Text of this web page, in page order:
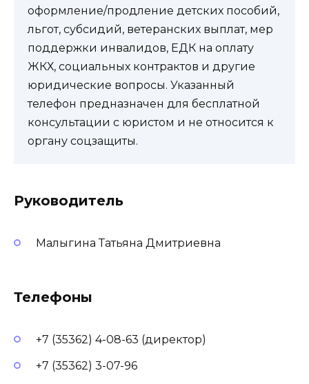
оформление/продление детских пособий,
льгот, субсидий, ветеранских выплат, мер
поддержки инвалидов, ЕДК на оплату
ЖКХ, социальных контрактов и другие
юридические вопросы. Указанный
телефон предназначен для бесплатной
консультации с юристом и не относится к
органу соцзащиты.
Руководитель
Малыгина Татьяна Дмитриевна
Телефоны
+7 (35362) 4-08-63 (директор)
+7 (35362) 3-07-96